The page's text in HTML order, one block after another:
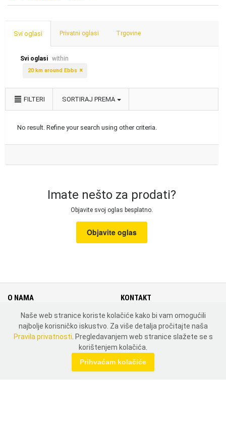
Svi oglasi Privatni oglasi Trgovine
Svi oglasi within
20 km around Ebbs
FILTERI SORTIRAJ PREMA
No result. Refine your search using other criteria.
Imate nešto za prodati?
Objavite svoj oglas besplatno.
Objavite oglas
O NAMA
Cjenik
Uvjeti i pravila korištenja
Pravila privatnosti
KONTAKT
Kontakt
Mapa weba
Zemlje
Naše web stranice koriste kolačiće kako bi vam omogućili
najbolje korisničko iskustvo. Za više detalja pročitajte naša
Pravila privatnosti . Pregledavanjem web stranice slažete se s
korištenjem kolačića.
Prihvaćam kolačiće